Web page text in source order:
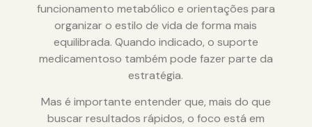
funcionamento metabólico e orientações para
organizar o estilo de vida de forma mais
equilibrada. Quando indicado, o suporte
medicamentoso também pode fazer parte da
estratégia.
Mas é importante entender que, mais do que
buscar resultados rápidos, o foco está em